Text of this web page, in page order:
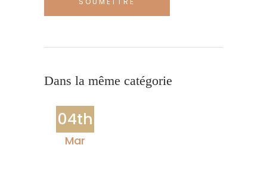
Dans la même catégorie
04th
Mar